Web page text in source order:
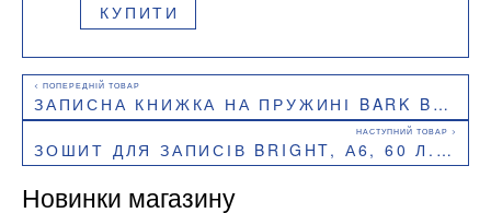
КУПИТИ
ЗАПИСНА КНИЖКА НА ПРУЖИНІ BARK B5, 60Л.,КЛ., ПЛАСТИК.ОБЛ.,BUROMAX BM.24554154
ЗОШИТ ДЛЯ ЗАПИСІВ BRIGHT, А6, 60 Л., КЛІТИНА, ПЛАСТИКОВА ОБКЛАДИНКА, BUROMAX BM.24654155
Новинки магазину